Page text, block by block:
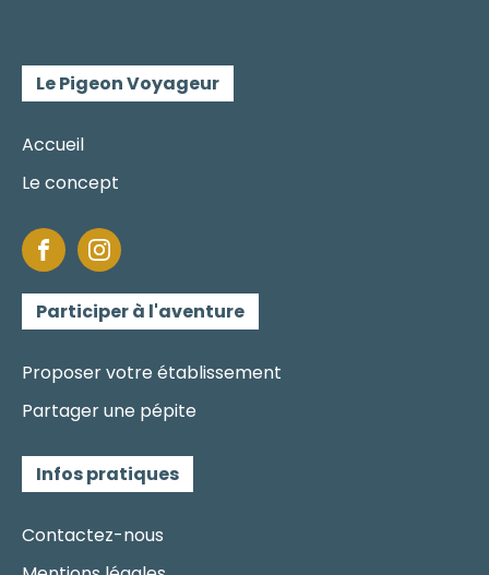
Le Pigeon Voyageur
Accueil
Le concept
Participer à l'aventure
Proposer votre établissement
Partager une pépite
Infos pratiques
Contactez-nous